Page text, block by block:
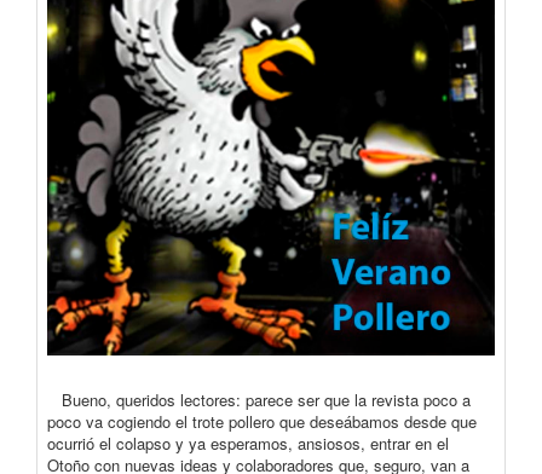
Bueno, queridos lectores: parece ser que la revista poco a
poco va cogiendo el trote pollero que deseábamos desde que
ocurrió el colapso y ya esperamos, ansiosos, entrar en el
Otoño con nuevas ideas y colaboradores que, seguro, van a